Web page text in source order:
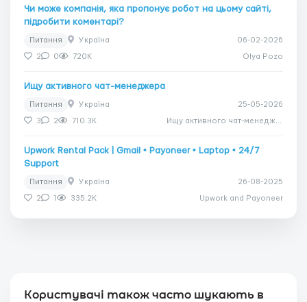
Чи може компанія, яка пропонує робот на цьому сайті,
підробити коментарі?
Питання Україна 06-02-2026
2 0 720K Olya Pozo
Ищу активного чат-менеджера
Питання Україна 25-05-2026
3 2 710.3K
Upwork Rental Pack | Gmail • Payoneer • Laptop • 24/7
Support
Питання Україна 26-08-2025
2 1 335.2K Upwork and Payoneer
Користувачі також часто шукають в